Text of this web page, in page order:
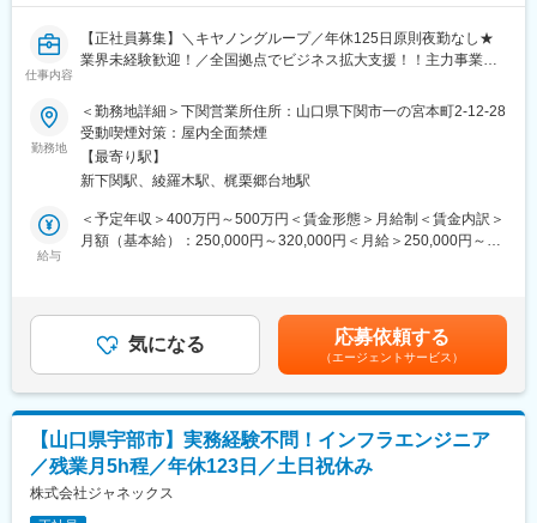
りが給与として評価される仕組みです。
★プライベートと両立
ス休暇（毎年連続最長10日間と6日間の2回）」や「リフレッシュ
休暇（10年ごと2週間）」を設けています。住み慣れた地域でラ
イフスタイルに合わせた幅広い働き方と長期就業が可能です。
★キャリアステップ
入社後は「警備職、営業職、事務職」などでそれぞれのキャリア
を歩むことが可能です。
※社員の声：
座学も含めた研修とOJT期間（約３か月）を用意、その後も入社6
か月で基礎研修、1年半で中堅研修、3～5年で管理職研修等手厚
く研修をご用意しています。
期間：4泊5日
場所：当社の研修施設セコムHDセンター
ビジネスマナーといった社会人の基礎から、「警備業法」で定め
られた教育、基本動作や救急法等、それぞれの業務に必要な知識
や技能を学び、セキュリティのプロフェッショナルとしての基本
を身に付けられます。
仕事内容
【正社員募集】＼キヤノングループ／年休125日原則夜勤なし★
業界未経験歓迎！／全国拠点でビジネス拡大支援！！主力事業の
快適なオフィス環境をトータル提供！充実の育児支援・研修制度
も完備♪
■業務内容：
＜保守サービス役務＞
複合機等のキヤノン製オフィス機器をご使用頂いているお客様先
へ訪問し、機器の保守点検作業、修理作業を実施（エリアによっ
がる適切な提案を適宜行い、その結果や反応を営業へフィードバ
ックする活動を行う
■休日出勤、夜間勤務について：
・所属する組織によっては、休日出勤（出社）の可能性がありま
す（その分は平日に振替休日を取得する）。※自宅待機の地域もあ
り（待機手当有）
勤務地
＜勤務地詳細＞下関営業所住所：山口県下関市一の宮本町2-12-28
受動喫煙対策：屋内全面禁煙
【最寄り駅】
新下関駅、綾羅木駅、梶栗郷台地駅
給与
＜予定年収＞400万円～500万円＜賃金形態＞月給制＜賃金内訳＞
月額（基本給）：250,000円～320,000円＜月給＞250,000円～
あくまでも目安の金額であり、選考を通じて上下する可能性があ
ります。月給(月額)は固定手当を含めた表記です。
気になる 応募依頼する
（エージェントサービス）
【山口県宇部市】実務経験不問！インフラエンジニア
／残業月5h程／年休123日／土日祝休み
株式会社ジャネックス